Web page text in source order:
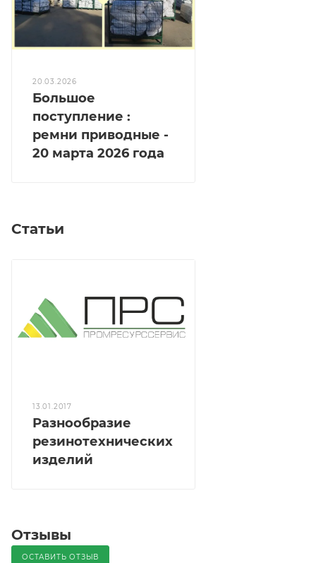
20.03.2026
Большое
поступление :
ремни приводные -
20 марта 2026 года
Статьи
13.01.2017
Разнообразие
резинотехнических
изделий
Отзывы
ОСТАВИТЬ ОТЗЫВ